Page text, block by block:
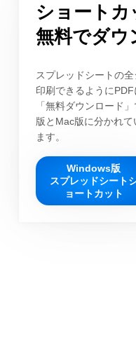
ショートカ
無料でダウ
スプレッドシートの
印刷できるように
「無料ダウンロード
版とMac版に分かれ
ます。
Windows版
スプレッドシート
ョートカット